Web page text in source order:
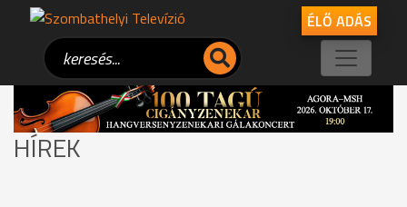
ÉLŐ ADÁS
HÍREK